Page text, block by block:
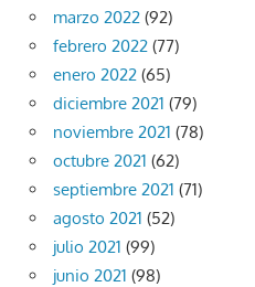
marzo 2022 (92)
febrero 2022 (77)
enero 2022 (65)
diciembre 2021 (79)
noviembre 2021 (78)
octubre 2021 (62)
septiembre 2021 (71)
agosto 2021 (52)
julio 2021 (99)
junio 2021 (98)